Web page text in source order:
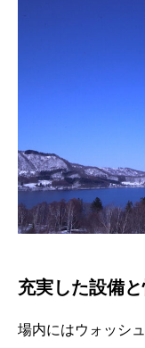
充実した設備
場内にはウォッシ